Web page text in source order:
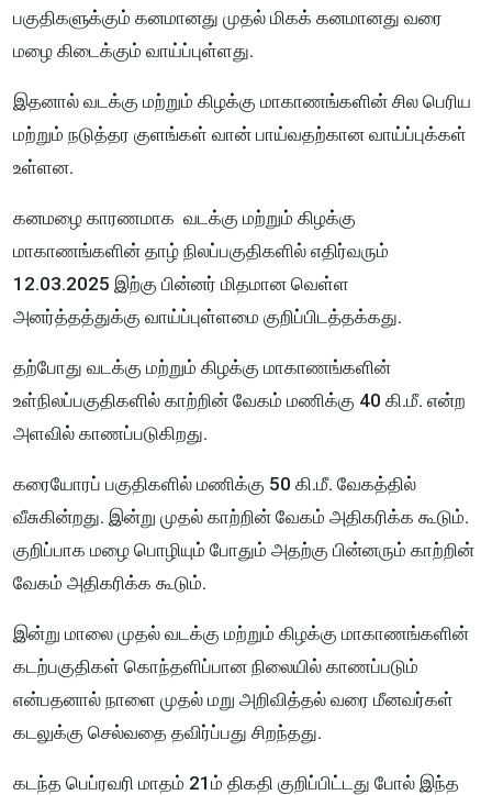
பகுதிகளுக்கும் கனமானது முதல் மிகக் கனமானது வரை
மழை கிடைக்கும் வாய்ப்புள்ளது.
இதனால் வடக்கு மற்றும் கிழக்கு மாகாணங்களின் சில பெரிய
மற்றும் நடுத்தர குளங்கள் வான் பாய்வதற்கான வாய்ப்புக்கள்
உள்ளன.
கனமழை காரணமாக வடக்கு மற்றும் கிழக்கு
மாகாணங்களின் தாழ் நிலப்பகுதிகளில் எதிர்வரும்
12.03.2025 இற்கு பின்னர் மிதமான வெள்ள
அனர்த்தத்துக்கு வாய்ப்புள்ளமை குறிப்பிடத்தக்கது.
தற்போது வடக்கு மற்றும் கிழக்கு மாகாணங்களின்
உள்நிலப்பகுதிகளில் காற்றின் வேகம் மணிக்கு 40 கி.மீ. என்ற
அளவில் காணப்படுகிறது.
கரையோரப் பகுதிகளில் மணிக்கு 50 கி.மீ. வேகத்தில்
வீசுகின்றது. இன்று முதல் காற்றின் வேகம் அதிகரிக்க கூடும்.
குறிப்பாக மழை பொழியும் போதும் அதற்கு பின்னரும் காற்றின்
வேகம் அதிகரிக்க கூடும்.
இன்று மாலை முதல் வடக்கு மற்றும் கிழக்கு மாகாணங்களின்
கடற்பகுதிகள் கொந்தளிப்பான நிலையில் காணப்படும்
என்பதனால் நாளை முதல் மறு அறிவித்தல் வரை மீனவர்கள்
கடலுக்கு செல்வதை தவிர்ப்பது சிறந்தது.
கடந்த பெப்ரவரி மாதம் 21ம் திகதி குறிப்பிட்டது போல் இந்த